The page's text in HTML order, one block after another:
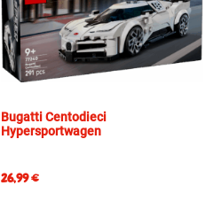
Bugatti Centodieci
Hypersportwagen
26,99€